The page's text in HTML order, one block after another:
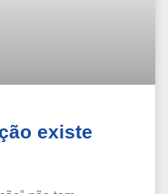
existe